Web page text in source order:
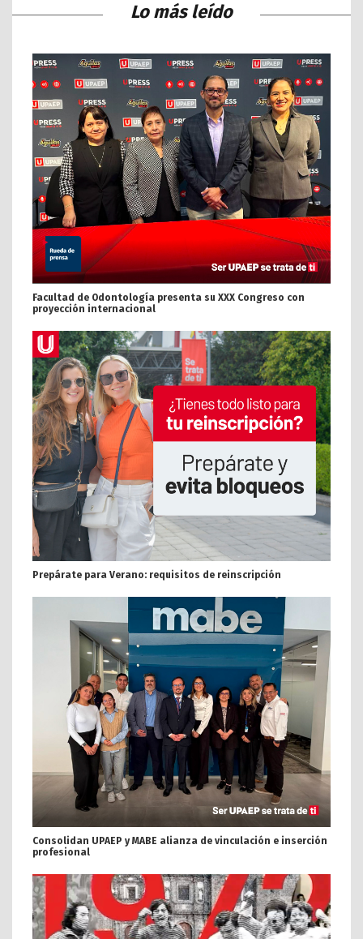
Lo más leído
Facultad de Odontología presenta su XXX Congreso con
proyección internacional
Prepárate para Verano: requisitos de reinscripción
Consolidan UPAEP y MABE alianza de vinculación e inserción
profesional